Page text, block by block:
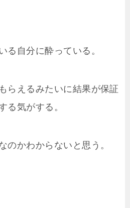
る自分に酔っている。
らえるみたいに結果が保証
る気がする。
のかわからないと思う。